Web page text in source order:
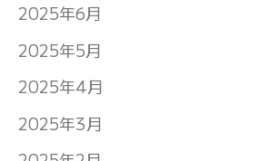
2025年6月
2025年5月
2025年4月
2025年3月